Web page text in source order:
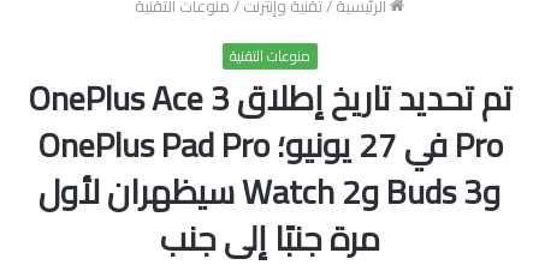
الرئيسية/تقنية وإنترنت/منوعات التقنية
منوعات التقنية
تم تحديد تاريخ إطلاق OnePlus Ace 3
Pro في 27 يونيو؛ OnePlus Pad Pro
وBuds 3 وWatch 2 سيظهران لأول
مرة جنبًا إلى جنب